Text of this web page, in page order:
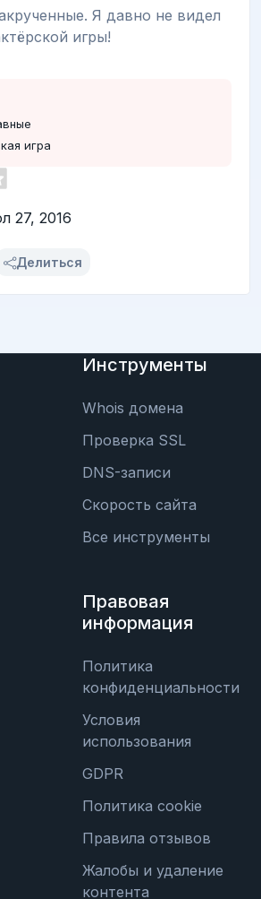
Я давно не видел
игры!
игра
27, 2016
Делиться
Инструменты
Whois домена
Проверка SSL
DNS-записи
Скорость сайта
Все инструменты
Правовая
информация
Политика
конфиденциальности
Условия
использования
GDPR
Политика cookie
Правила отзывов
Жалобы и удаление
контента